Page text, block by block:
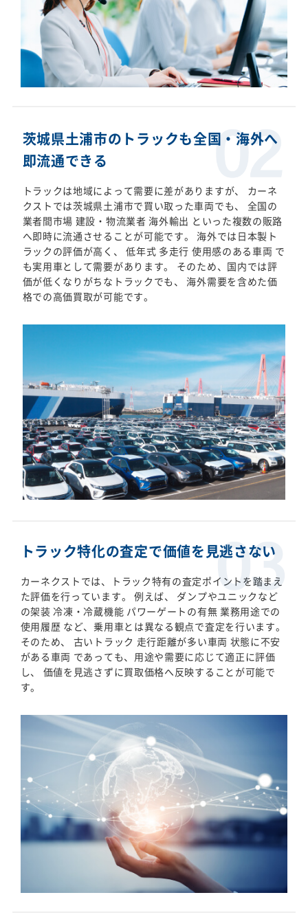
茨城県土浦市のトラックも全国・海外へ
即流通できる
トラックは地域によって需要に差がありますが、 カーネ
クストでは茨城県土浦市で買い取った車両でも、 全国の
業者間市場 建設・物流業者 海外輸出 といった複数の販路
へ即時に流通させることが可能です。 海外では日本製ト
ラックの評価が高く、 低年式 多走行 使用感のある車両 で
も実用車として需要があります。 そのため、国内では評
価が低くなりがちなトラックでも、 海外需要を含めた価
格での高価買取が可能です。
トラック特化の査定で価値を見逃さない
カーネクストでは、トラック特有の査定ポイントを踏まえ
た評価を行っています。 例えば、 ダンプやユニックなど
の架装 冷凍・冷蔵機能 パワーゲートの有無 業務用途での
使用履歴 など、乗用車とは異なる観点で査定を行います。
そのため、 古いトラック 走行距離が多い車両 状態に不安
がある車両 であっても、用途や需要に応じて適正に評価
し、 価値を見逃さずに買取価格へ反映することが可能で
す。